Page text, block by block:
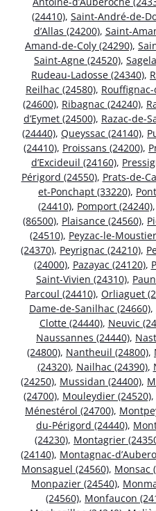
(24410), Saint-André-de-
d’Allas (24200), Saint-
Amand-de-Coly (24290),
Saint-Agne (24520),
Rudeau-Ladosse (24340),
Reilhac (24580),
(24600), Ribagnac (24240),
d’Eymet (24500), Razac-de-
(24440), Queyssac (24140),
(24410), Proissans (24200),
d’Excideuil (24160),
Périgord (24550), Prats-de-
et-Ponchapt (33220),
(24410), Pomport (24240),
(86500), Plaisance (24560),
(24510), Peyzac-le-
(24370), Peyrignac (24210),
(24000), Pazayac (24120),
Saint-Vivien (24310),
Parcoul (24410), Orliaguet
Dame-de-Sanilhac (24660),
Clotte (24440), Neuvic
Naussannes (24440),
(24800), Nantheuil (24800),
(24320), Nailhac (24390),
(24250), Mussidan (24400),
(24700), Mouleydier (24520),
Ménestérol (24700),
du-Périgord (24440),
(24230), Montagrier
(24140), Montagnac-
Monsaguel (24560), Monsac
Monpazier (24540),
(24560), Monfaucon